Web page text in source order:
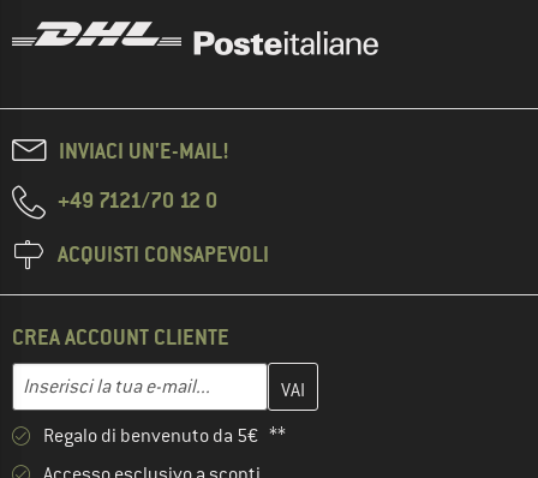
INVIACI UN'E-MAIL!
+49 7121/70 12 0
ACQUISTI CONSAPEVOLI
CREA ACCOUNT CLIENTE
Indirizzo e-mail
Inserisci qui il tuo indirizzo e-mail e crea il tuo account cliente
Regalo di benvenuto da 5€ **